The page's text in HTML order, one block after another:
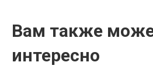
Вам также
интересно